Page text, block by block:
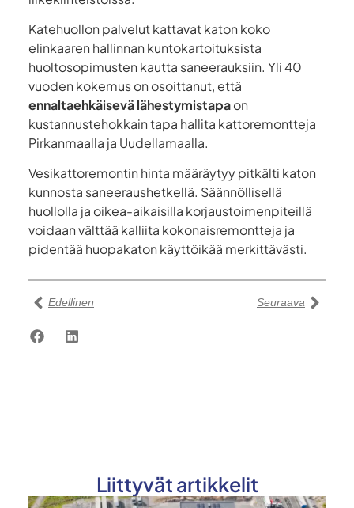
Katehuollon palvelut kattavat katon koko
elinkaaren hallinnan kuntokartoituksista
huoltosopimusten kautta saneerauksiin. Yli 40
vuoden kokemus on osoittanut, että
ennaltaehkäisevä lähestymistapaon
kustannustehokkain tapa hallita kattoremontteja
Pirkanmaalla ja Uudellamaalla.
Vesikattoremontin hinta määräytyy pitkälti katon
kunnosta saneeraushetkellä. Säännöllisellä
huollolla ja oikea-aikaisilla korjaustoimenpiteillä
voidaan välttää kalliita kokonaisremontteja ja
pidentää huopakaton käyttöikää merkittävästi.
Edellinen Seuraava
Liittyvät artikkelit